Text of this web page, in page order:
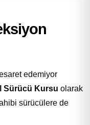
edemiyor
Sürücü Kursu olarak
sürücülere de